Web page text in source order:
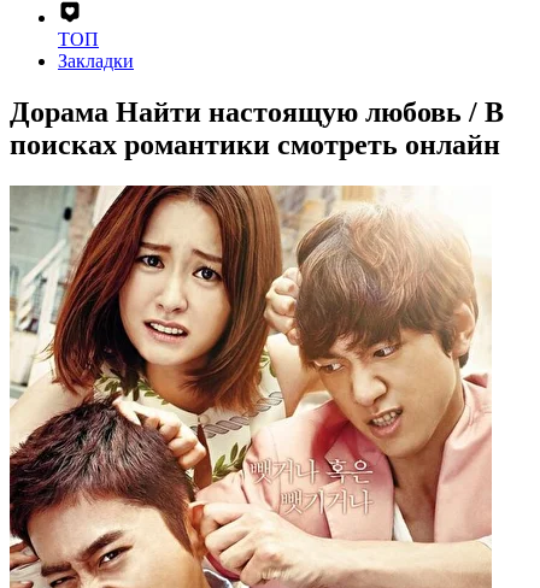
ТОП
Закладки
Дорама Найти настоящую любовь / В
поисках романтики смотреть онлайн